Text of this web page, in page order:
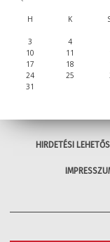
H K
3
4
10
11
17
18
24
25
31
HIRDETÉSI